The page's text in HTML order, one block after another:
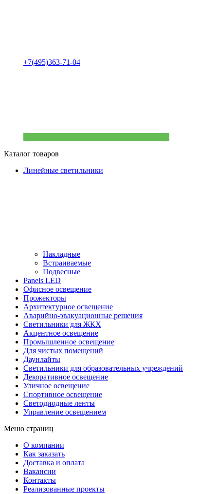
+7(495)363-71-04
Каталог товаров
Линейные светильники
Накладные
Встраиваемые
Подвесные
Panels LED
Офисное освещение
Прожекторы
Архитектурное освещение
Аварийно-эвакуационные решения
Светильники для ЖКХ
Акцентное освещение
Промышленное освещение
Для чистых помещений
Даунлайты
Светильники для образовательных учреждений
Декоративное освещение
Уличное освещение
Спортивное освещение
Светодиодные ленты
Управление освещением
Меню страниц
О компании
Как заказать
Доставка и оплата
Вакансии
Контакты
Реализованные проекты